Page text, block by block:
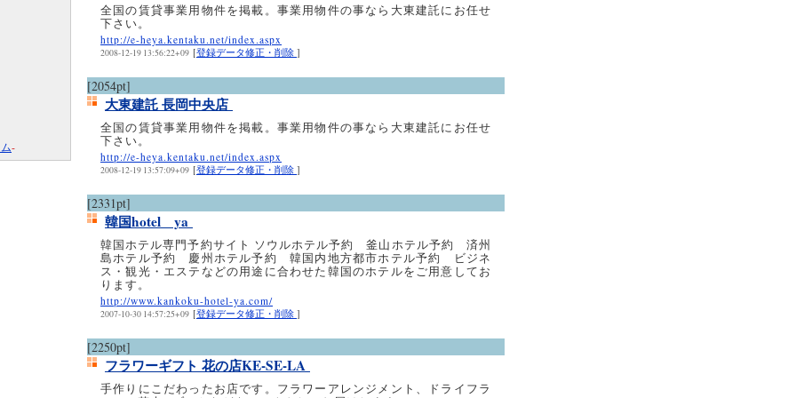
全国の賃貸事業用物件を掲載。事業用物件の事なら大東建託にお任せ
下さい。
http://e-heya.kentaku.net/index.aspx
2008-12-19 13:56:22+09 [登録データ修正・削除 ]
[2054pt]
大東建託 長岡中央店
全国の賃貸事業用物件を掲載。事業用物件の事なら大東建託にお任せ
下さい。
http://e-heya.kentaku.net/index.aspx
2008-12-19 13:57:09+09 [登録データ修正・削除 ]
[2331pt]
韓国hotel ya
韓国ホテル専門予約サイト ソウルホテル予約 釜山ホテル予約 済州
島ホテル予約 慶州ホテル予約 韓国内地方都市ホテル予約 ビジネ
ス・観光・エステなどの用途に合わせた韓国のホテルをご用意してお
ります。
http://www.kankoku-hotel-ya.com/
2007-10-30 14:57:25+09 [登録データ修正・削除 ]
[2250pt]
フラワーギフト 花の店KE-SE-LA
手作りにこだわったお店です。フラワーアレンジメント、ドライフラ
-